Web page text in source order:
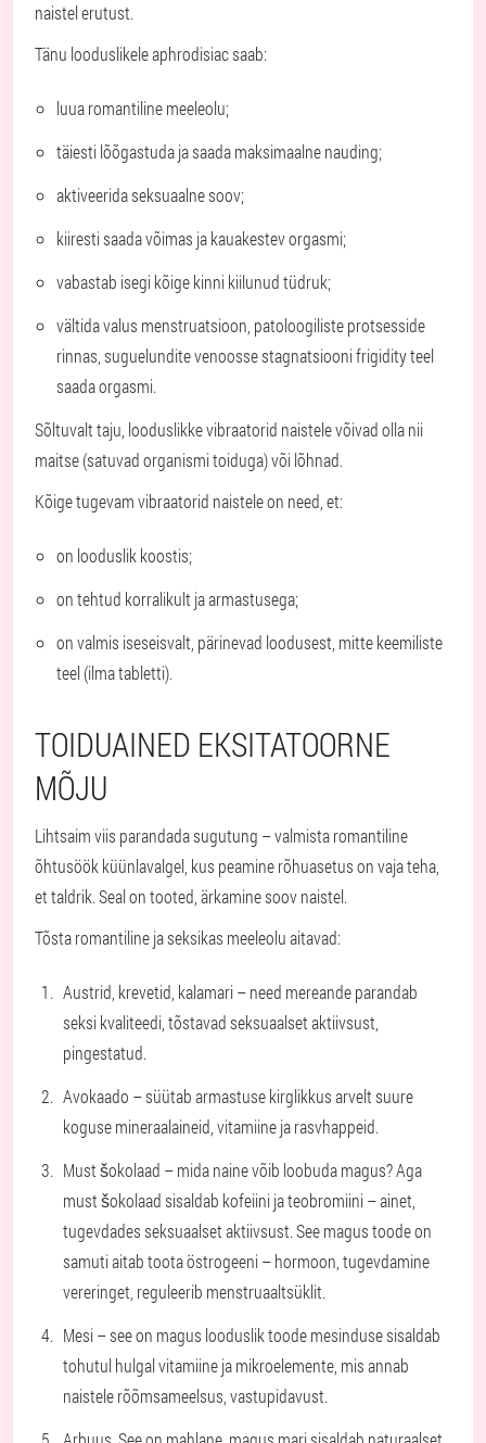
naistel erutust.
Tänu looduslikele aphrodisiac saab:
luua romantiline meeleolu;
täiesti lõõgastuda ja saada maksimaalne nauding;
aktiveerida seksuaalne soov;
kiiresti saada võimas ja kauakestev orgasmi;
vabastab isegi kõige kinni kiilunud tüdruk;
vältida valus menstruatsioon, patoloogiliste protsesside
rinnas, suguelundite venoosse stagnatsiooni frigidity teel
saada orgasmi.
Sõltuvalt taju, looduslikke vibraatorid naistele võivad olla nii
maitse (satuvad organismi toiduga) või lõhnad.
Kõige tugevam vibraatorid naistele on need, et:
on looduslik koostis;
on tehtud korralikult ja armastusega;
on valmis iseseisvalt, pärinevad loodusest, mitte keemiliste
teel (ilma tabletti).
TOIDUAINED EKSITATOORNE
MÕJU
Lihtsaim viis parandada sugutung – valmista romantiline
õhtusöök küünlavalgel, kus peamine rõhuasetus on vaja teha,
et taldrik. Seal on tooted, ärkamine soov naistel.
Tõsta romantiline ja seksikas meeleolu aitavad:
Austrid, krevetid, kalamari – need mereande parandab
seksi kvaliteedi, tõstavad seksuaalset aktiivsust,
pingestatud.
Avokaado – süütab armastuse kirglikkus arvelt suure
koguse mineraalaineid, vitamiine ja rasvhappeid.
Must šokolaad – mida naine võib loobuda magus? Aga
must šokolaad sisaldab kofeiini ja teobromiini – ainet,
tugevdades seksuaalset aktiivsust. See magus toode on
samuti aitab toota östrogeeni – hormoon, tugevdamine
vereringet, reguleerib menstruaaltsüklit.
Mesi – see on magus looduslik toode mesinduse sisaldab
tohutul hulgal vitamiine ja mikroelemente, mis annab
naistele rõõmsameelsus, vastupidavust.